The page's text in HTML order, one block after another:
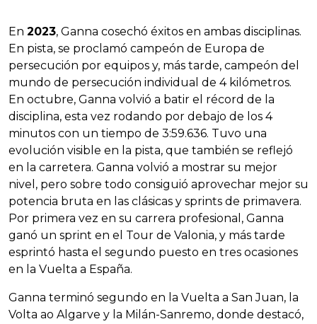
En 2023, Ganna cosechó éxitos en ambas disciplinas.
En pista, se proclamó campeón de Europa de
persecución por equipos y, más tarde, campeón del
mundo de persecución individual de 4 kilómetros.
En octubre, Ganna volvió a batir el récord de la
disciplina, esta vez rodando por debajo de los 4
minutos con un tiempo de 3:59.636. Tuvo una
evolución visible en la pista, que también se reflejó
en la carretera. Ganna volvió a mostrar su mejor
nivel, pero sobre todo consiguió aprovechar mejor su
potencia bruta en las clásicas y sprints de primavera.
Por primera vez en su carrera profesional, Ganna
ganó un sprint en el Tour de Valonia, y más tarde
esprintó hasta el segundo puesto en tres ocasiones
en la Vuelta a España.
Ganna terminó segundo en la Vuelta a San Juan, la
Volta ao Algarve y la Milán-Sanremo, donde destacó,